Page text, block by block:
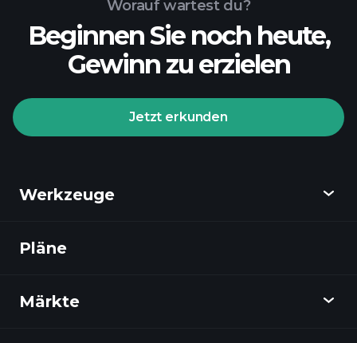
Worauf wartest du?
Beginnen Sie noch heute,
Gewinn zu erzielen
Jetzt erkunden
Werkzeuge
Entdecken
Pläne
Märkte